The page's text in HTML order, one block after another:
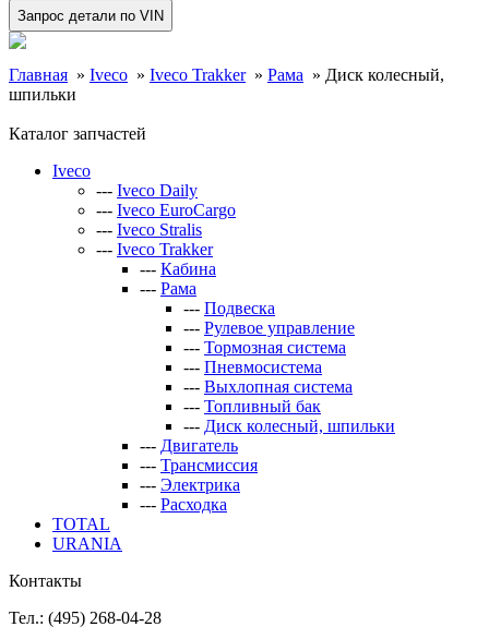
Главная » Iveco » Iveco Trakker » Рама » Диск колесный,
шпильки
Каталог запчастей
Iveco
--- Iveco Daily
--- Iveco EuroCargo
--- Iveco Stralis
--- Iveco Trakker
--- Кабина
--- Рама
--- Подвеска
--- Рулевое управление
--- Тормозная система
--- Пневмосистема
--- Выхлопная система
--- Топливный бак
--- Диск колесный, шпильки
--- Двигатель
--- Трансмиссия
--- Электрика
--- Расходка
TOTAL
URANIA
Контакты
Тел.: (495) 268-04-28